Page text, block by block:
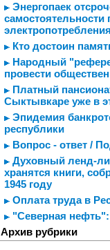
Энергопаек
Кто достоин
Народный
провести
Платный
Сыктывкаре уже в
Эпидемия
республики
Вопрос - ответ /
Духовный ленд-
хранятся книги,
1945 году
Оплата труда в
"Северная нефть":
Архив рубрики